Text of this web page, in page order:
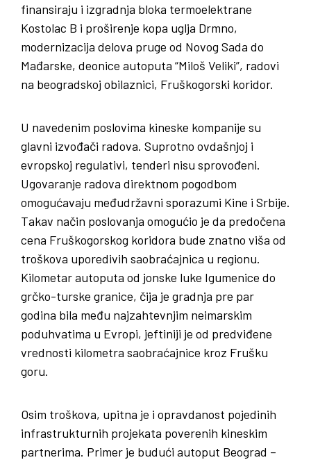
finansiraju i izgradnja bloka termoelektrane
Kostolac B i proširenje kopa uglja Drmno,
modernizacija delova pruge od Novog Sada do
Mađarske, deonice autoputa “Miloš Veliki”, radovi
na beogradskoj obilaznici, Fruškogorski koridor.
U navedenim poslovima kineske kompanije su
glavni izvođači radova. Suprotno ovdašnjoj i
evropskoj regulativi, tenderi nisu sprovođeni.
Ugovaranje radova direktnom pogodbom
omogućavaju međudržavni sporazumi Kine i Srbije.
Takav način poslovanja omogućio je da predočena
cena Fruškogorskog koridora bude znatno viša od
troškova uporedivih saobraćajnica u regionu.
Kilometar autoputa od jonske luke Igumenice do
grčko-turske granice, čija je gradnja pre par
godina bila među najzahtevnjim neimarskim
poduhvatima u Evropi, jeftiniji je od predviđene
vrednosti kilometra saobraćajnice kroz Frušku
goru.
Osim troškova, upitna je i opravdanost pojedinih
infrastrukturnih projekata poverenih kineskim
partnerima. Primer je budući autoput Beograd –